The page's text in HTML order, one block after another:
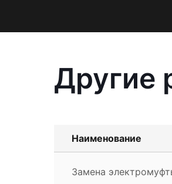
Другие
Наименование
Замена